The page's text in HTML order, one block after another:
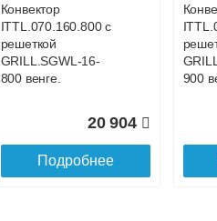
Конвектор
ITTL.070.160.800 с
решеткой
GRILL.SGWL-16-
800 венге.
20 904
Подробнее
900